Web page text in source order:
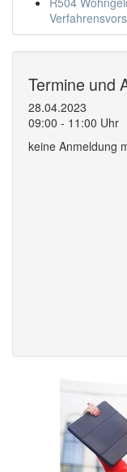
Termine und
28.04.2023
09:00 - 11:00 Uhr
keine Anmeldung